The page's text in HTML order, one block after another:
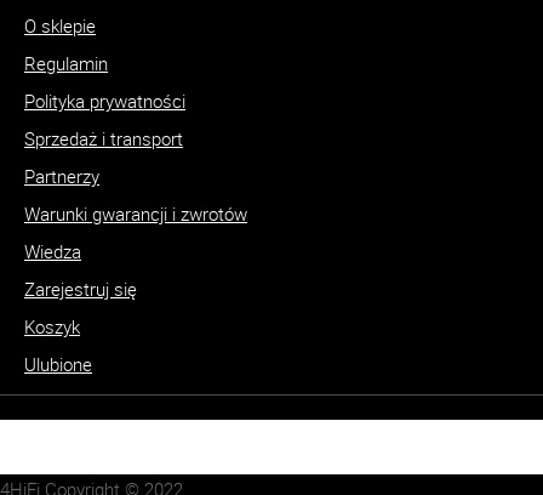
O sklepie
Regulamin
Polityka prywatności
Sprzedaż i transport
Partnerzy
Warunki gwarancji i zwrotów
Wiedza
Zarejestruj się
Koszyk
Ulubione
4HiFi Copyright © 2022